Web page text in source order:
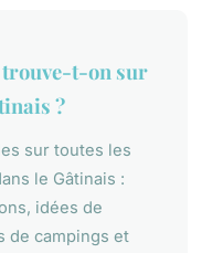
trouve-t-on sur
?
sur toutes les
le Gâtinais :
idées de
de campings et